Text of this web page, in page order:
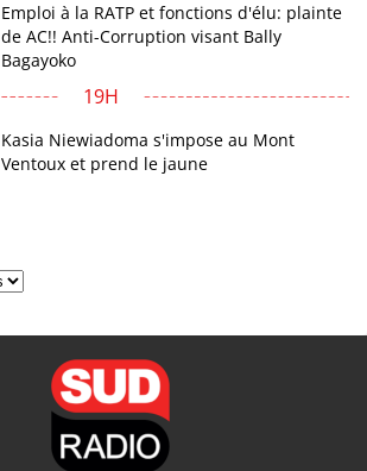
Emploi à la RATP et fonctions d'élu: plainte
de AC!! Anti-Corruption visant Bally
Bagayoko
19H
Kasia Niewiadoma s'impose au Mont
Ventoux et prend le jaune